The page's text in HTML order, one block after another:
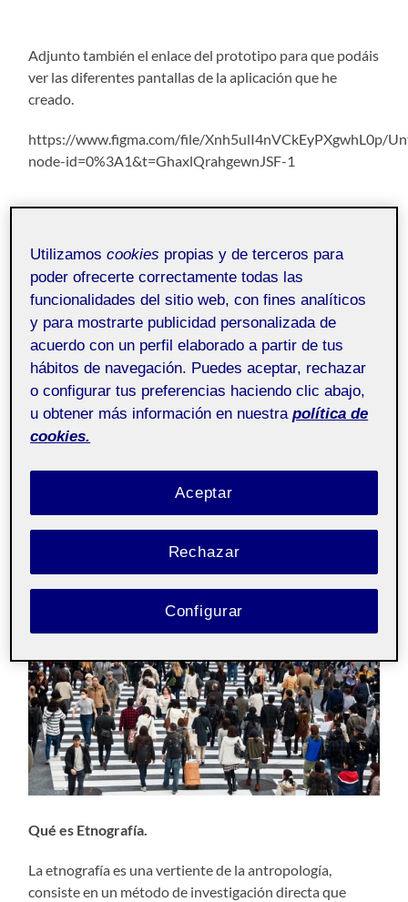
Adjunto también el enlace del prototipo para que podáis
ver las diferentes pantallas de la aplicación que he
creado.
https://www.figma.com/file/Xnh5ulI4nVCkEyPXgwhL0p/
node-id=0%3A1&t=GhaxlQrahgewnJSF-1
221 Antropología del diseño 221_20_108
PEC2. Fase 2: Componer el Kit de
Campo
SIN COMENTARIOS
diseño aula 2
Pública
Qué es Etnografía.
La etnografía es una vertiente de la antropología,
consiste en un método de investigación directa que
Utilizamoscookies propias y de terceros para
poder ofrecerte correctamente todas las
funcionalidades del sitio web, con fines analíticos
y para mostrarte publicidad personalizada de
acuerdo con un perfil elaborado a partir de tus
hábitos de navegación. Puedes aceptar, rechazar
o configurar tus preferencias haciendo clic abajo,
u obtener más información en nuestra política de
cookies.
Rechazar
Aceptar
Configurar